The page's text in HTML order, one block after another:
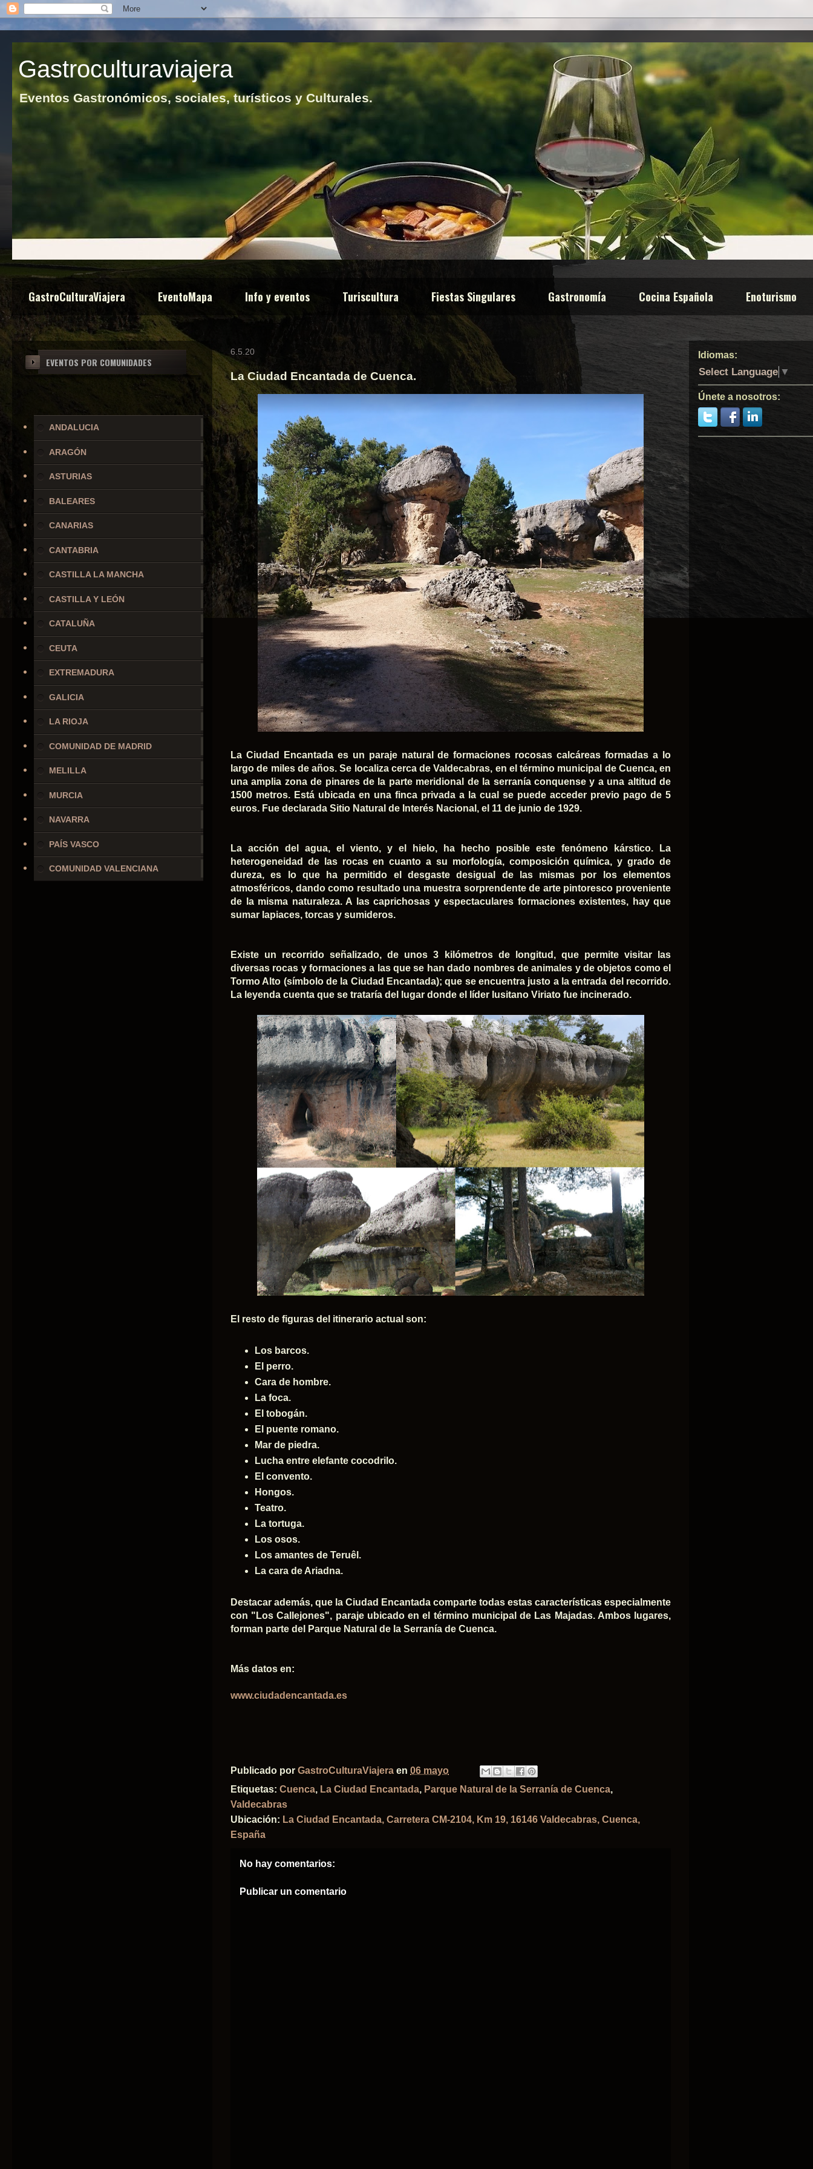
Gastroculturaviajera
Eventos Gastronómicos, sociales, turísticos y Culturales.
GastroCulturaViajera EventoMapa Info y eventos Turiscultura Fiestas Singulares Gastronomía Cocina Española Enoturismo
6.5.20
La Ciudad Encantada de Cuenca.
La Ciudad Encantada es un paraje natural de formaciones rocosas calcáreas formadas a lo
largo de miles de años. Se localiza cerca de Valdecabras, en el término municipal de Cuenca, en
una amplia zona de pinares de la parte meridional de la serranía conquense y a una altitud de
1500 metros. Está ubicada en una finca privada a la cual se puede acceder previo pago de 5
euros. Fue declarada Sitio Natural de Interés Nacional, el 11 de junio de 1929.
La acción del agua, el viento, y el hielo, ha hecho posible este fenómeno kárstico. La
heterogeneidad de las rocas en cuanto a su morfología, composición química, y grado de
dureza, es lo que ha permitido el desgaste desigual de las mismas por los elementos
atmosféricos, dando como resultado una muestra sorprendente de arte pintoresco proveniente
de la misma naturaleza. A las caprichosas y espectaculares formaciones existentes, hay que
sumar lapiaces, torcas y sumideros.
Existe un recorrido señalizado, de unos 3 kilómetros de longitud, que permite visitar las
diversas rocas y formaciones a las que se han dado nombres de animales y de objetos como el
Tormo Alto (símbolo de la Ciudad Encantada); que se encuentra justo a la entrada del recorrido.
La leyenda cuenta que se trataría del lugar donde el líder lusitano Viriato fue incinerado.
El resto de figuras del itinerario actual son:
Los barcos.
El perro.
Cara de hombre.
La foca.
El tobogán.
El puente romano.
Mar de piedra.
Lucha entre elefante cocodrilo.
El convento.
Hongos.
Teatro.
La tortuga.
Los osos.
Los amantes de Teruêl.
La cara de Ariadna.
Destacar además, que la Ciudad Encantada comparte todas estas características especialmente
con "Los Callejones", paraje ubicado en el término municipal de Las Majadas. Ambos lugares,
forman parte del Parque Natural de la Serranía de Cuenca.​
Más datos en:
www.ciudadencantada.es
Publicado por GastroCulturaViajera en 06 mayo
Etiquetas: Cuenca, La Ciudad Encantada, Parque Natural de la Serranía de Cuenca,
Valdecabras
Ubicación: La Ciudad Encantada, Carretera CM-2104, Km 19, 16146 Valdecabras, Cuenca,
España
No hay comentarios:
Publicar un comentario
EVENTOS POR COMUNIDADES
ANDALUCIA
ARAGÓN
ASTURIAS
BALEARES
CANARIAS
CANTABRIA
CASTILLA LA MANCHA
CASTILLA Y LEÓN
CATALUÑA
CEUTA
EXTREMADURA
GALICIA
LA RIOJA
COMUNIDAD DE MADRID
MELILLA
MURCIA
NAVARRA
PAÍS VASCO
COMUNIDAD VALENCIANA
Idiomas:
Select Language ▼
Únete a nosotros: